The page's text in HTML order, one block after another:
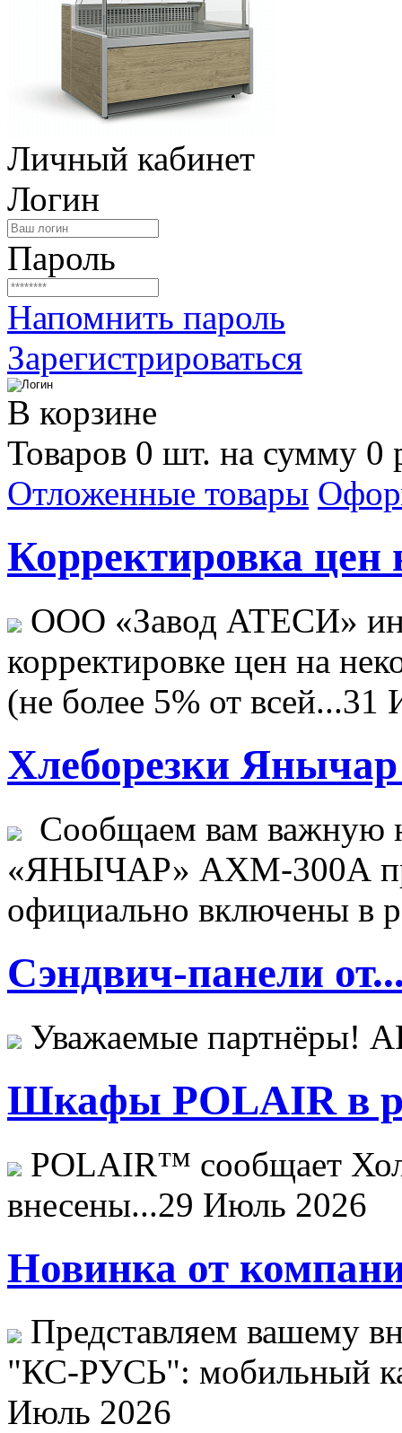
Личный кабинет
Логин
Пароль
Напомнить пароль
Зарегистрироваться
В корзине
Товаров 0 шт. на сумму 0
Отложенные товары
Корректировка цен
ООО «Завод АТЕСИ»
корректировке цен на
(не более 5% от всей...31
Хлеборезки Янычар
Сообщаем вам важную
«ЯНЫЧАР» АХМ-300А
официально включены в
Сэндвич-панели
Уважаемые
Шкафы POLAIR в
POLAIR™ сообщает
внесены...29 Июль 2026
Новинка от
Представляем вашему
"КС-РУСЬ": мобильный
Июль 2026